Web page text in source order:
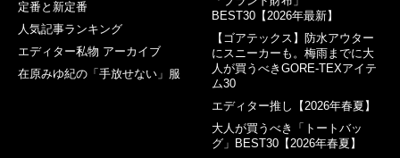
定番と新定番
人気記事ランキング
エディター私物 アーカイブ
在原みゆ紀の「手放せない」服
BEST30【2026年最新】
【ゴアテックス】防水アウター
にスニーカーも。梅雨までに大
人が買うべきGORE-TEXアイテ
ム30
エディター推し【2026年春夏】
大人が買うべき「トートバッ
グ」BEST30【2026年春夏】